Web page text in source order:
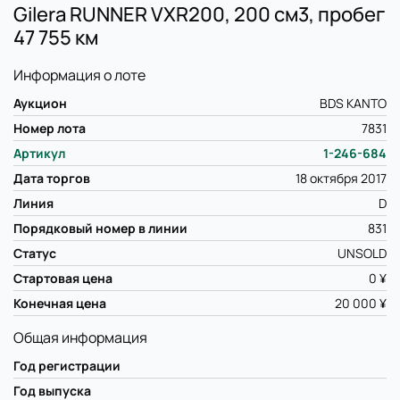
Gilera RUNNER VXR200, 200 см3, пробег
47 755 км
Информация о лоте
Аукцион
BDS KANTO
Номер лота
7831
Артикул
1-246-684
Дата торгов
18 октября 2017
Линия
D
Порядковый номер в линии
831
Статус
UNSOLD
Стартовая цена
0 ¥
Конечная цена
20 000 ¥
Общая информация
Год регистрации
Год выпуска